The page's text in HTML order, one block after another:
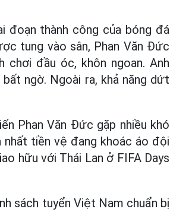
đoạn thành công của bóng đá
tung vào sân, Phan Văn Đức
đầu óc, khôn ngoan. Anh
ngờ. Ngoài ra, khả năng dứt
Phan Văn Đức gặp nhiều khó
tiền vệ đang khoác áo đội
hữu với Thái Lan ở FIFA Days
sách tuyển Việt Nam chuẩn bị